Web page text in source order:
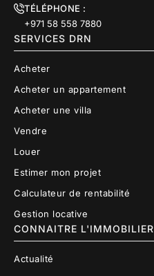
TÉLÉPHONE :
+971 58 558 7880
SERVICES DRN
Acheter
Acheter un appartement
Acheter une villa
Vendre
Louer
Estimer mon projet
Calculateur de rentabilité
Gestion locative
CONNAITRE L'IMMOBILIER
Actualité